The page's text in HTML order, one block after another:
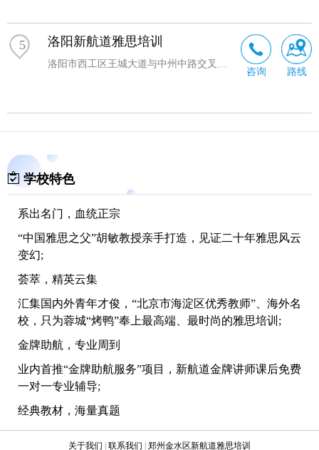
5 洛阳新航道雅思培训
咨询 路线
学校特色
系出名门，血统正宗
“中国雅思之父”胡敏教授亲手打造，见证二十年雅思风云
变幻;
荟萃，精英云集
汇集国内外青年才俊，“北京市海淀区优秀教师”、海外名
校，只为蓉城“烤鸭”奉上最高端、最时尚的雅思培训;
金牌助航，专业周到
业内首推“金牌助航服务”项目，新航道金牌讲师课后免费
一对一专业辅导;
经典教材，海量真题
携手“高等教育出版社”，从基础培训到技巧提升，尽在“胡
关于我们 | 联系我们 | 郑州金水区新航道雅思培训